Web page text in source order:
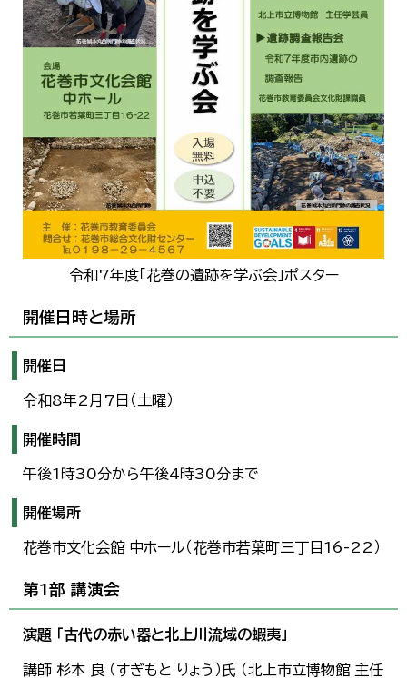
令和7年度「花巻の遺跡を学ぶ会」ポスター
開催日時と場所
開催日
令和8年2月7日（土曜）
開催時間
午後1時30分から午後4時30分まで
開催場所
花巻市文化会館 中ホール（花巻市若葉町三丁目16-22）
第1部 講演会
演題 「古代の赤い器と北上川流域の蝦夷」
講師 杉本 良 （すぎもと りょう）氏 （北上市立博物館 主任